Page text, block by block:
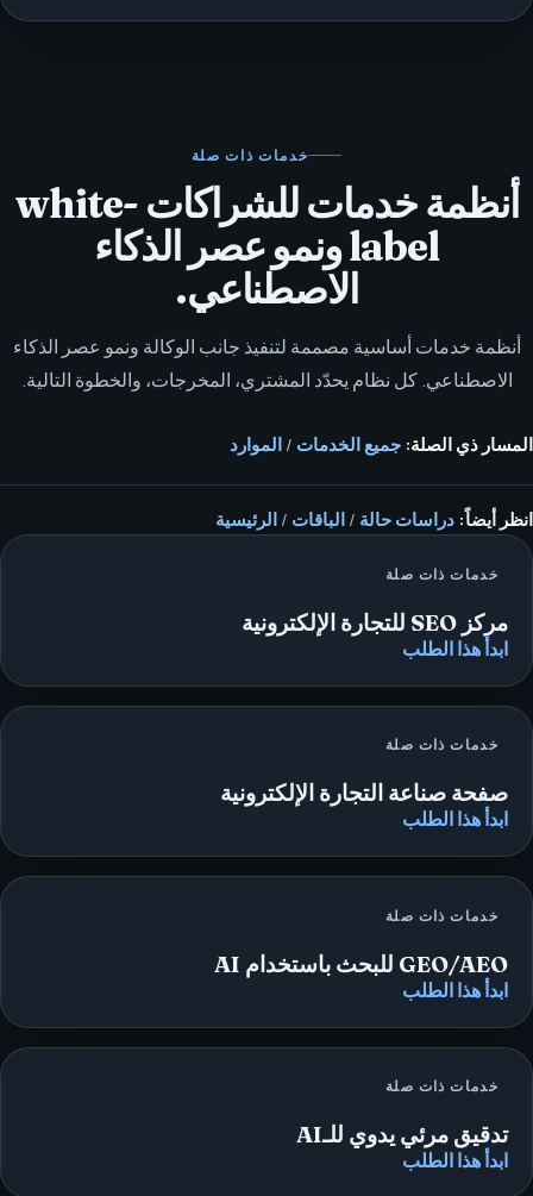
خدمات ذات صلة
أنظمة خدمات للشراكات white-
label ونمو عصر الذكاء
الاصطناعي.
أنظمة خدمات أساسية مصممة لتنفيذ جانب الوكالة ونمو عصر الذكاء
الاصطناعي. كل نظام يحدّد المشتري، المخرجات، والخطوة التالية.
المسار ذي الصلة: جميع الخدمات / الموارد
انظر أيضاً: دراسات حالة / الباقات / الرئيسية
خدمات ذات صلة
مركز SEO للتجارة الإلكترونية
ابدأ هذا الطلب
خدمات ذات صلة
صفحة صناعة التجارة الإلكترونية
ابدأ هذا الطلب
خدمات ذات صلة
GEO/AEO للبحث باستخدام AI
ابدأ هذا الطلب
خدمات ذات صلة
تدقيق مرئي يدوي للـAI
ابدأ هذا الطلب